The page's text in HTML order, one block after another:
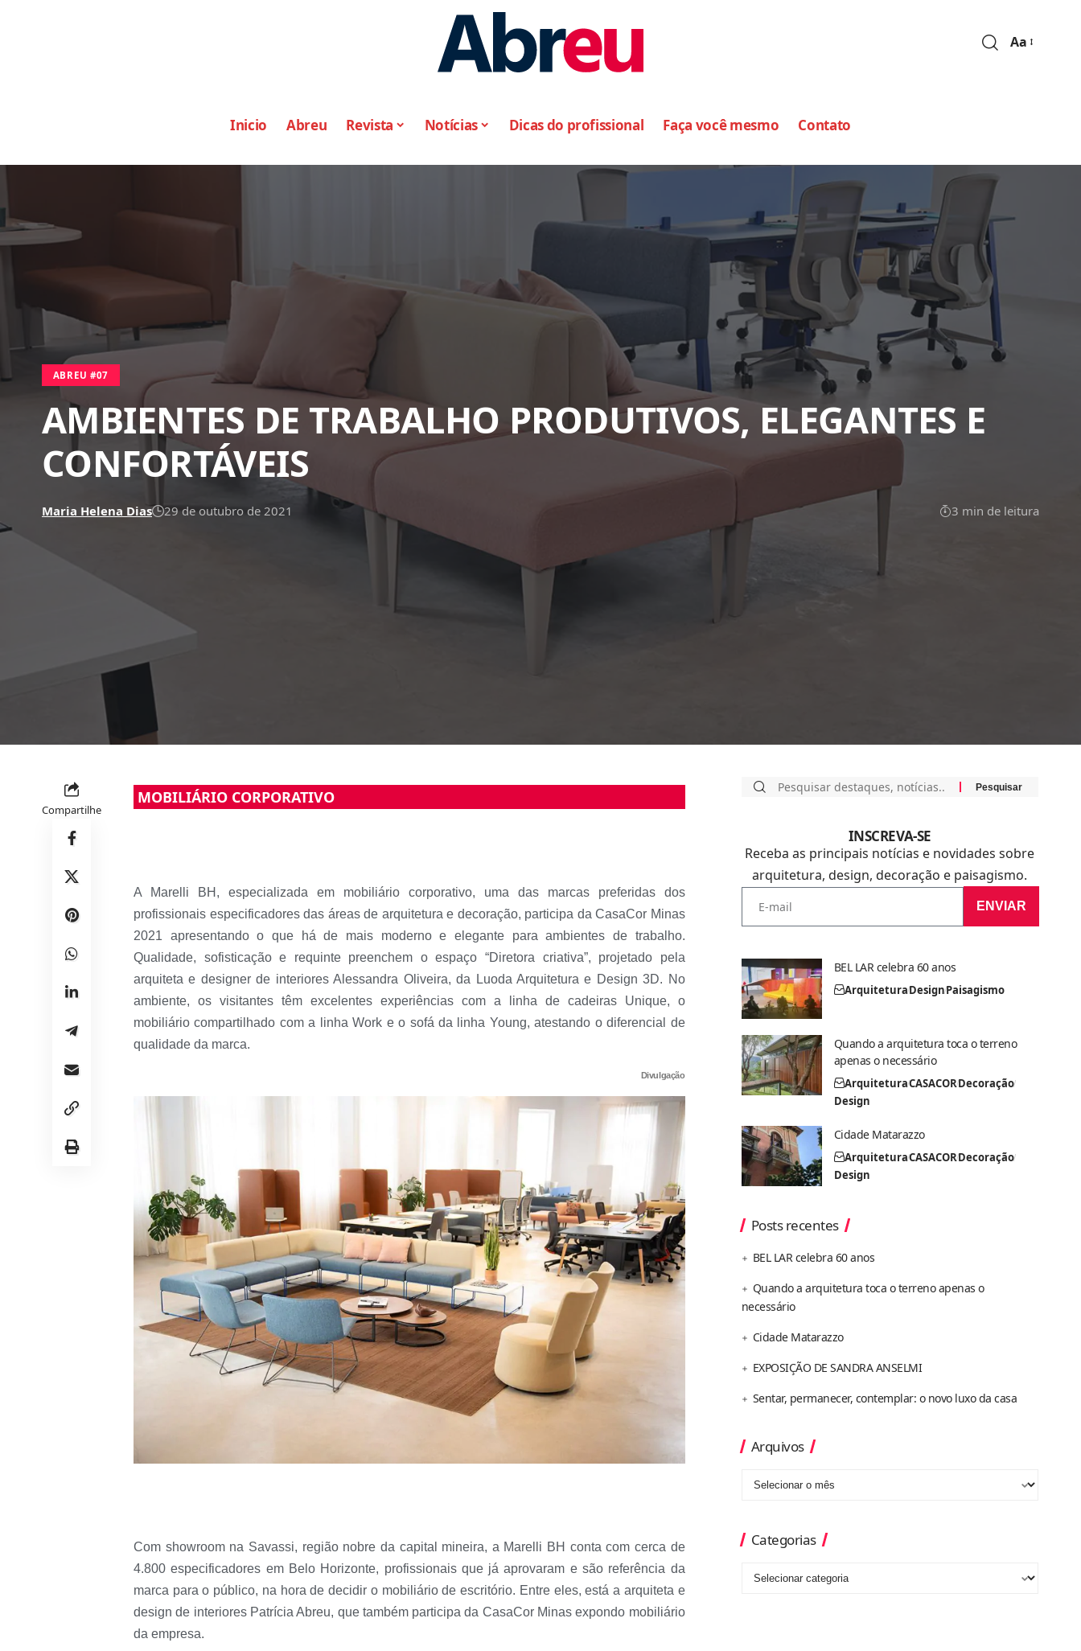
Aa
Inicio Abreu Revista Notícias Dicas do profissional Faça você mesmo Contato
ABREU #07
AMBIENTES DE TRABALHO PRODUTIVOS, ELEGANTES E
CONFORTÁVEIS
Maria Helena Dias 29 de outubro de 2021 3 min de leitura
Compartilhe
MOBILIÁRIO CORPORATIVO
A Marelli BH, especializada em mobiliário corporativo, uma das marcas preferidas dos
profissionais especificadores das áreas de arquitetura e decoração, participa da CasaCor Minas
2021 apresentando o que há de mais moderno e elegante para ambientes de trabalho.
Qualidade, sofisticação e requinte preenchem o espaço “Diretora criativa”, projetado pela
arquiteta e designer de interiores Alessandra Oliveira, da Luoda Arquitetura e Design 3D. No
ambiente, os visitantes têm excelentes experiências com a linha de cadeiras Unique, o
mobiliário compartilhado com a linha Work e o sofá da linha Young, atestando o diferencial de
qualidade da marca.
Divulgação
Com showroom na Savassi, região nobre da capital mineira, a Marelli BH conta com cerca de
4.800 especificadores em Belo Horizonte, profissionais que já aprovaram e são referência da
marca para o público, na hora de decidir o mobiliário de escritório. Entre eles, está a arquiteta e
design de interiores Patrícia Abreu, que também participa da CasaCor Minas expondo mobiliário
da empresa.
INSCREVA-SE
Receba as principais notícias e novidades sobre
arquitetura, design, decoração e paisagismo.
ENVIAR
BEL LAR celebra 60 anos
ArquiteturaDesignPaisagismo
Quando a arquitetura toca o terreno
apenas o necessário
ArquiteturaCASACORDecoração
Design
Cidade Matarazzo
ArquiteturaCASACORDecoração
Design
Posts recentes
BEL LAR celebra 60 anos
Quando a arquitetura toca o terreno apenas o
necessário
Cidade Matarazzo
EXPOSIÇÃO DE SANDRA ANSELMI
Sentar, permanecer, contemplar: o novo luxo da casa
Arquivos
Categorias